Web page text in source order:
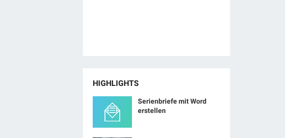
HIGHLIGHTS
Serienbriefe mit Word
erstellen